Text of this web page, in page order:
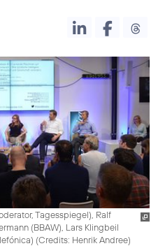
Tagesspiegel), Ralf
(BBAW), Lars Klingbeil
(Credits: Henrik Andree)